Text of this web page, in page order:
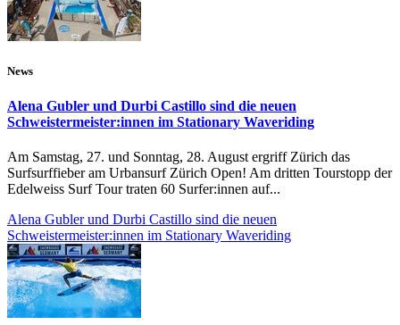
News
Alena Gubler und Durbi Castillo sind die neuen
Schweistermeister:innen im Stationary Waveriding
Am Samstag, 27. und Sonntag, 28. August ergriff Zürich das
Surfsurffieber am Urbansurf Zürich Open! Am dritten Tourstopp der
Edelweiss Surf Tour traten 60 Surfer:innen auf...
Alena Gubler und Durbi Castillo sind die neuen
Schweistermeister:innen im Stationary Waveriding